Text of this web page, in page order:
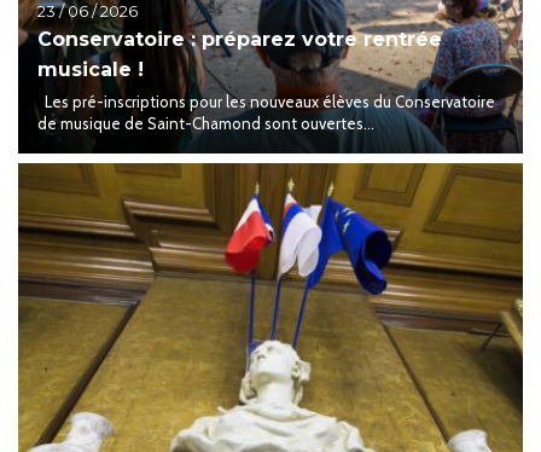
23 / 06 / 2026
Conservatoire : préparez votre rentrée
musicale !
Les pré-inscriptions pour les nouveaux élèves du Conservatoire
de musique de Saint-Chamond sont ouvertes...